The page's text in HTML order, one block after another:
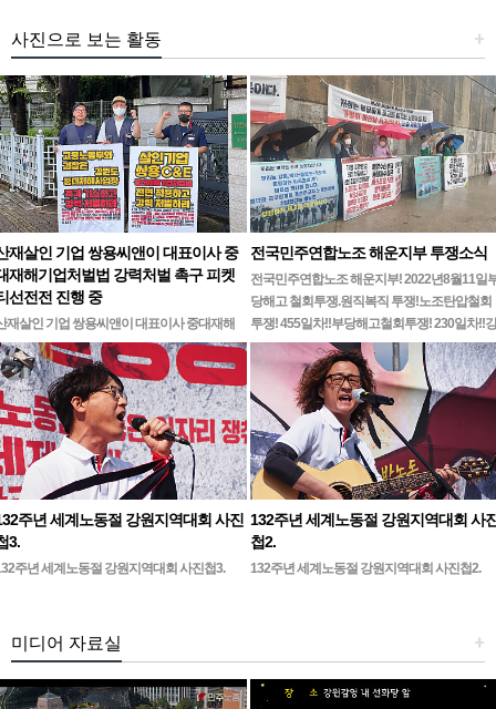
+
사진으로 보는 활동
재살인 기업 쌍용씨앤이 대표이사 중
재해기업처벌법 강력처벌 촉구 피켓
선전전 진행 중
재살인 기업 쌍용씨앤이 대표이사 중대재해
업처벌법 강력처벌 촉구민주노총 강원지역본
무기한 피켓시위 14일차고용노동부 강원지
앞 1인시위 진…
전국민주연합노조 해운지부 투쟁소식
전국민주연합노조 해운지부! 2022년8월11일
당해고 철회투쟁.원직복직 투쟁!노조탄압철회
투쟁! 455일차!!부당해고철회투쟁! 230일차!!강
릉ㆍ…
주년 세계노동절 강원지역대회 사진
3.
주년 세계노동절 강원지역대회 사진첩3.
132주년 세계노동절 강원지역대회 사
첩2.
132주년 세계노동절 강원지역대회 사진첩2.
+
미디어 자료실